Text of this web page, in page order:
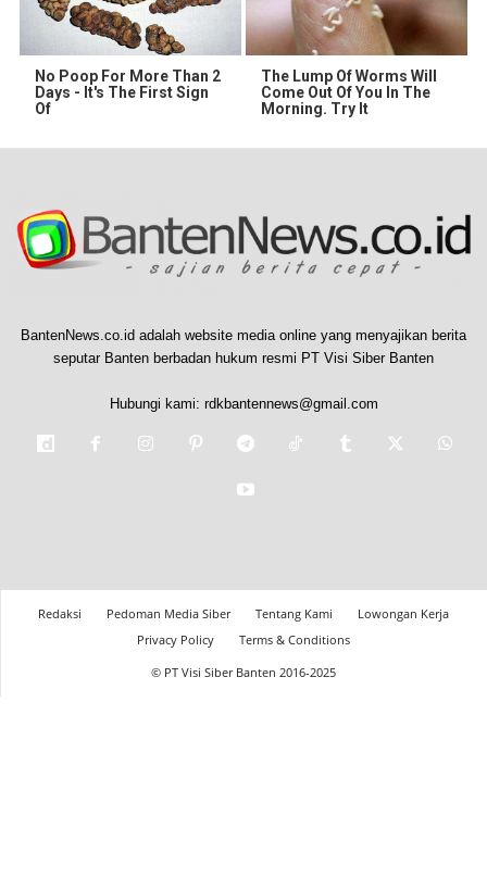
No Poop For More Than 2
Days - It's The First Sign
Of
The Lump Of Worms Will
Come Out Of You In The
Morning. Try It
BantenNews.co.id adalah website media online yang menyajikan berita
seputar Banten berbadan hukum resmi PT Visi Siber Banten
Hubungi kami: rdkbantennews@gmail.com
Redaksi Pedoman Media Siber Tentang Kami
Lowongan Kerja
Privacy Policy
Terms & Conditions
© PT Visi Siber Banten 2016-2025